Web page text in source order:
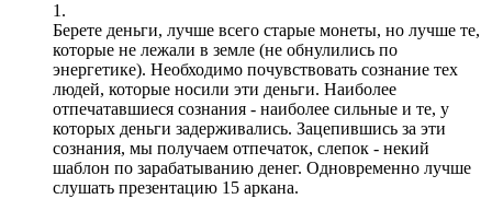
1.
Берете деньги, лучше всего старые монеты, но лучше те,
которые не лежали в земле (не обнулились по
энергетике). Необходимо почувствовать сознание тех
людей, которые носили эти деньги. Наиболее
отпечатавшиеся сознания - наиболее сильные и те, у
которых деньги задерживались. Зацепившись за эти
сознания, мы получаем отпечаток, слепок - некий
шаблон по зарабатыванию денег. Одновременно лучше
слушать презентацию 15 аркана.